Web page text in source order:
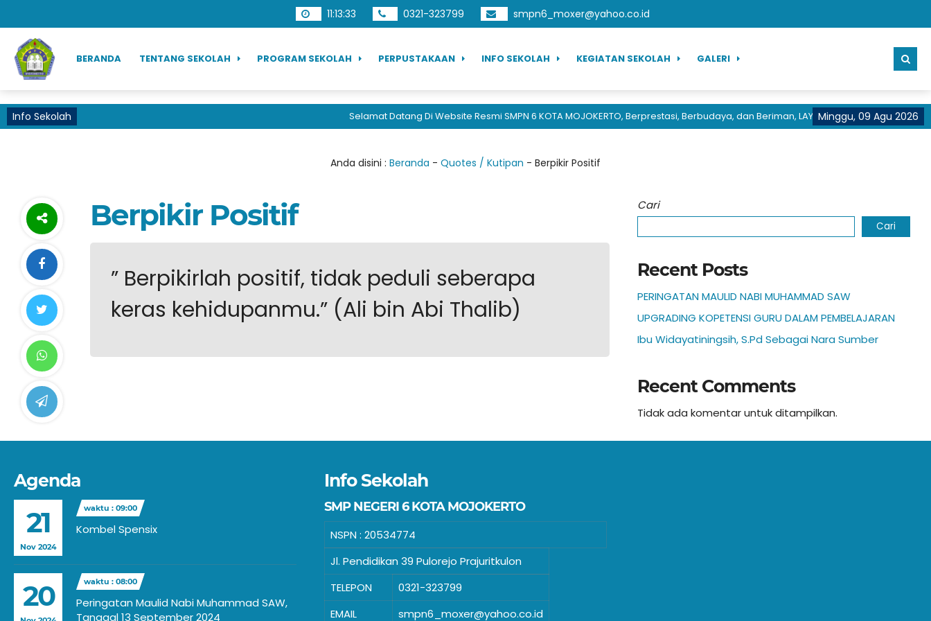
11:13:33 0321-323799 smpn6_moxer@yahoo.co.id
BERANDA TENTANG SEKOLAH PROGRAM SEKOLAH PERPUSTAKAAN INFO SEKOLAH KEGIATAN SEKOLAH GALERI
Info Sekolah Minggu, 09 Agu 2026
Selamat Datang Di Website Resmi SMPN 6 KOTA MOJOKERTO, Berprestasi, Berbudaya, dan Beriman, LAYANAN CEPAT PRESTASI
Anda disini : Beranda - Quotes / Kutipan - Berpikir Positif
Berpikir Positif
” Berpikirlah positif, tidak peduli seberapa
keras kehidupanmu.” (Ali bin Abi Thalib)
Cari
Cari
Recent Posts
PERINGATAN MAULID NABI MUHAMMAD SAW
UPGRADING KOPETENSI GURU DALAM PEMBELAJARAN
Ibu Widayatiningsih, S.Pd Sebagai Nara Sumber
Recent Comments
Tidak ada komentar untuk ditampilkan.
Agenda
21
Nov 2024
waktu : 09:00
Kombel Spensix
20 waktu : 08:00
Peringatan Maulid Nabi Muhammad SAW,
Tanggal 13 September 2024
Info Sekolah
SMP NEGERI 6 KOTA MOJOKERTO
NSPN : 20534774
Jl. Pendidikan 39 Pulorejo Prajuritkulon
TELEPON
0321-323799
EMAIL
smpn6_moxer@yahoo.co.id